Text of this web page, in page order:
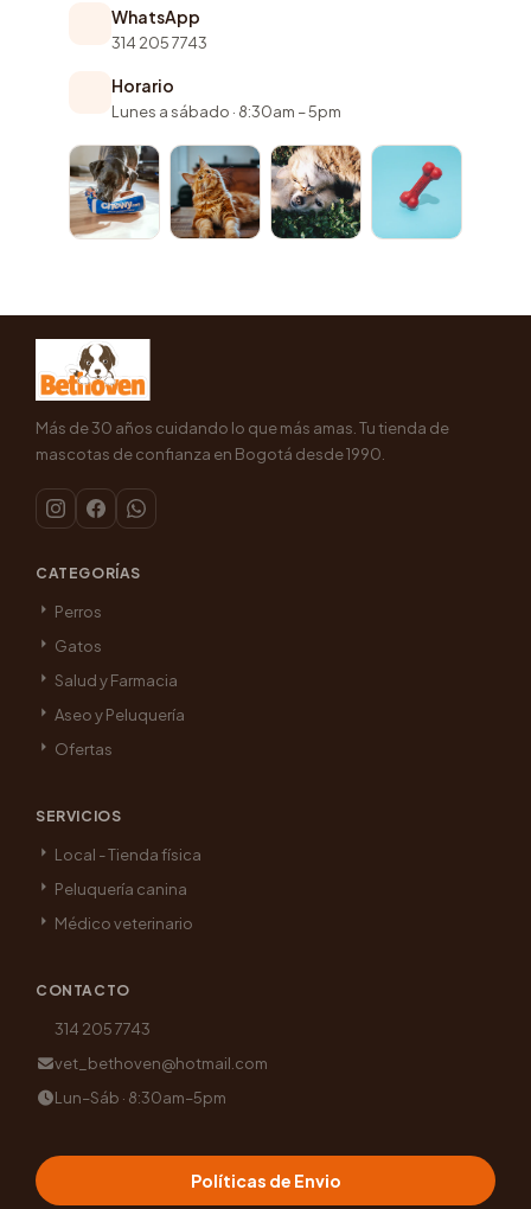
WhatsApp
314 205 7743
Horario
Lunes a sábado · 8:30am – 5pm
Más de 30 años cuidando lo que más amas. Tu tienda de
mascotas de confianza en Bogotá desde 1990.
CATEGORÍAS
Perros
Gatos
Salud y Farmacia
Aseo y Peluquería
Ofertas
SERVICIOS
Local - Tienda física
Peluquería canina
Médico veterinario
CONTACTO
314 205 7743
vet_bethoven@hotmail.com
Lun–Sáb · 8:30am–5pm
Políticas de Envio